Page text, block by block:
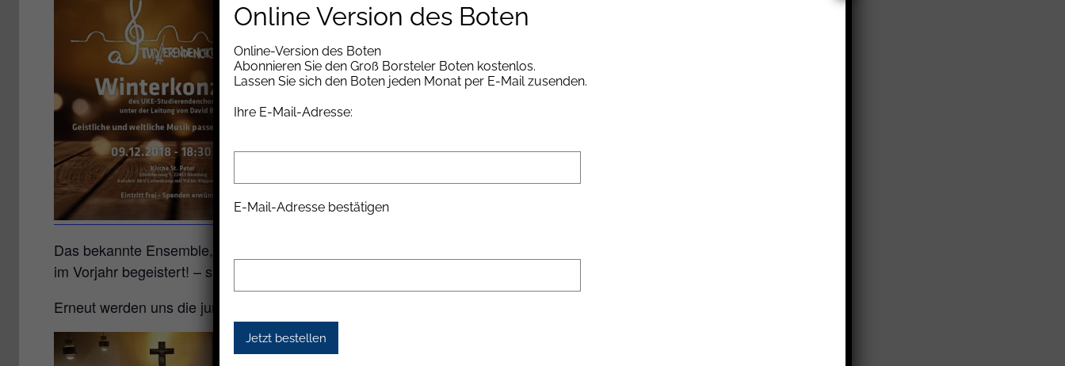
Das bekannte Ensemble, das sich zuerst aus Studierenden des UKE zusammensetzte, hat bereits
im Vorjahr begeistert! – siehe Foto!
Erneut werden uns die jungen Leute in beschwingte Adventsstimmung versetzen!
Online Version des Boten
Online-Version des Boten
Abonnieren Sie den Groß Borsteler Boten kostenlos.
Lassen Sie sich den Boten jeden Monat per E-Mail zusenden.
Ihre E-Mail-Adresse:
E-Mail-Adresse bestätigen